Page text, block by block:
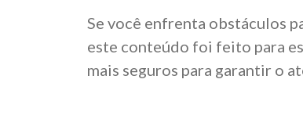
Se você enfrenta obstáculos
este conteúdo foi feito para
mais seguros para garantir o